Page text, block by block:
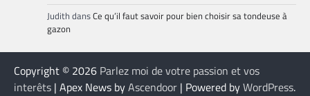
Judith dansCe qu’il faut savoir pour bien choisir sa tondeuse à
gazon
Copyright © 2026 Parlez moi de votre passion et vos
interêts | Apex News byAscendoor | Powered byWordPress.